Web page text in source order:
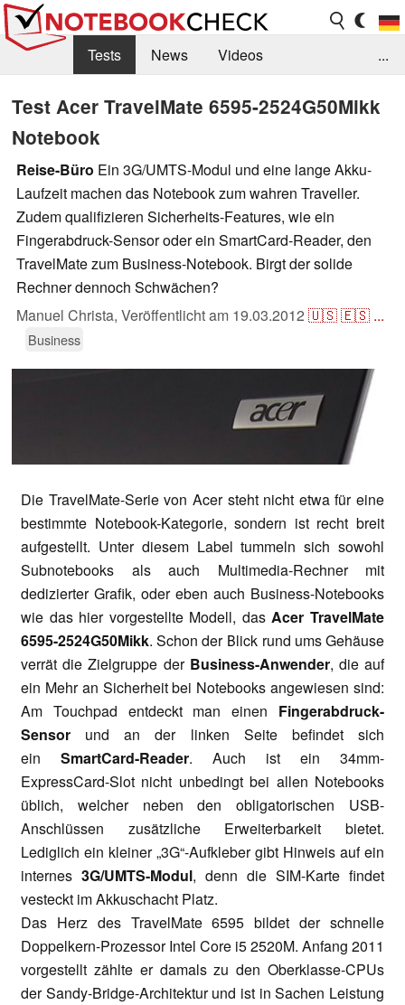
Tests News
Videos
Kaufberatung
Forum
...
Test Acer TravelMate 6595-2524G50Mikk
Notebook
Reise-Büro Ein 3G/UMTS-Modul und eine lange Akku-
Laufzeit machen das Notebook zum wahren Traveller.
Zudem qualifizieren Sicherheits-Features, wie ein
Fingerabdruck-Sensor oder ein SmartCard-Reader, den
TravelMate zum Business-Notebook. Birgt der solide
Rechner dennoch Schwächen?
Manuel Christa, Veröffentlicht am 19.03.2012 🇺🇸🇪🇸 ...
Business
Die TravelMate-Serie von Acer steht nicht etwa für eine
bestimmte Notebook-Kategorie, sondern ist recht breit
aufgestellt. Unter diesem Label tummeln sich sowohl
Subnotebooks als auch Multimedia-Rechner mit
dedizierter Grafik, oder eben auch Business-Notebooks
wie das hier vorgestellte Modell, dasAcer TravelMate
6595-2524G50Mikk. Schon der Blick rund ums Gehäuse
verrät die Zielgruppe der Business-Anwender, die auf
ein Mehr an Sicherheit bei Notebooks angewiesen sind:
Am Touchpad entdeckt man einen Fingerabdruck-
Sensor und an der linken Seite befindet sich
ein SmartCard-Reader. Auch ist ein 34mm-
ExpressCard-Slot nicht unbedingt bei allen Notebooks
üblich, welcher neben den obligatorischen USB-
Anschlüssen zusätzliche Erweiterbarkeit bietet.
Lediglich ein kleiner „3G“-Aufkleber gibt Hinweis auf ein
internes 3G/UMTS-Modul, denn die SIM-Karte findet
vesteckt im Akkuschacht Platz.
Das Herz des TravelMate 6595 bildet der schnelle
Doppelkern-Prozessor Intel Core i5 2520M. Anfang 2011
vorgestellt zählte er damals zu den Oberklasse-CPUs
der Sandy-Bridge-Architektur und ist in Sachen Leistung